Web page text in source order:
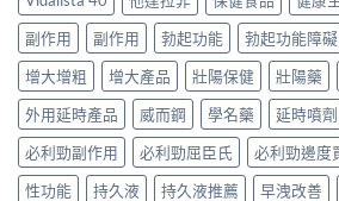
中
用
完
整
教
學〉
中
真
服
用
經
驗
與
安
全
港
用
家
真
實
服
用
報
告
副作用
副作用 勃起功能 勃起功能障礙
增大增粗
增大產品 壯陽保健 壯陽藥
外用延時產品
威而鋼 學名藥 延時噴劑
必利勁副作用
必利勁屈臣氏 必利勁邊度
性功能
持久液 持久液推薦 早洩改善